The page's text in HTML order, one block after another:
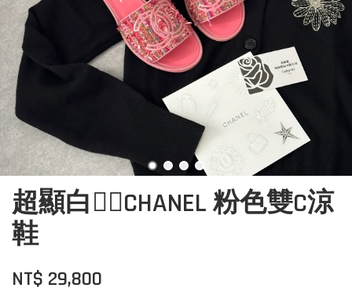
超顯白👍🏻CHANEL 粉色雙C涼
鞋
NT$ 29,800